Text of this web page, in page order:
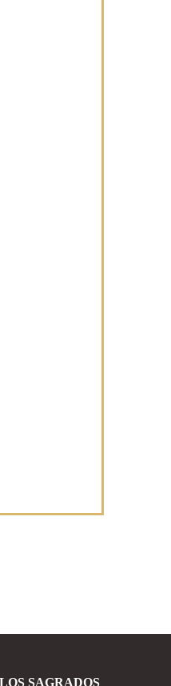
SAGRADOS